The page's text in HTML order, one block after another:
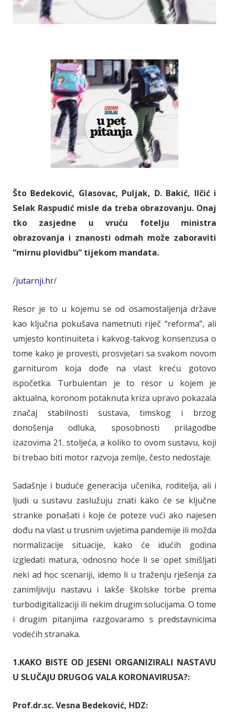
Što Bedeković, Glasovac, Puljak, D. Bakić, Ilčić i
Selak Raspudić misle da treba obrazovanju. Onaj
tko zasjedne u vruću fotelju ministra
obrazovanja i znanosti odmah može zaboraviti
“mirnu plovidbu” tijekom mandata.
/jutarnji.hr/
Resor je to u kojemu se od osamostaljenja države
kao ključna pokušava nametnuti riječ “reforma”, ali
umjesto kontinuiteta i kakvog-takvog konsenzusa o
tome kako je provesti, prosvjetari sa svakom novom
garniturom koja dođe na vlast kreću gotovo
ispočetka. Turbulentan je to resor u kojem je
aktualna, koronom potaknuta kriza upravo pokazala
značaj stabilnosti sustava, timskog i brzog
donošenja odluka, sposobnosti prilagodbe
izazovima 21. stoljeća, a koliko to ovom sustavu, koji
bi trebao biti motor razvoja zemlje, često nedostaje.
Sadašnje i buduće generacija učenika, roditelja, ali i
ljudi u sustavu zaslužuju znati kako će se ključne
stranke ponašati i koje će poteze vući ako najesen
dođu na vlast u trusnim uvjetima pandemije ili možda
normalizacije situacije, kako će idućih godina
izgledati matura, odnosno hoće li se opet smišljati
neki ad hoc scenariji, idemo li u traženju rješenja za
zanimljiviju nastavu i lakše školske torbe prema
turbodigitalizaciji ili nekim drugim solucijama. O tome
i drugim pitanjima razgovaramo s predstavnicima
vodećih stranaka.
1.KAKO BISTE OD JESENI ORGANIZIRALI NASTAVU
U SLUČAJU DRUGOG VALA KORONAVIRUSA?:
Prof.dr.sc. Vesna Bedeković, HDZ: